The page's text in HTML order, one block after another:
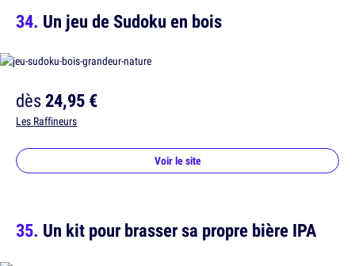
Un jeu de Sudoku en bois
dès24,95 €
Les Raffineurs
Voir le site
Un kit pour brasser sa propre bière IPA